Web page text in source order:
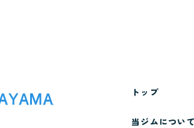
トップ
当ジムについて